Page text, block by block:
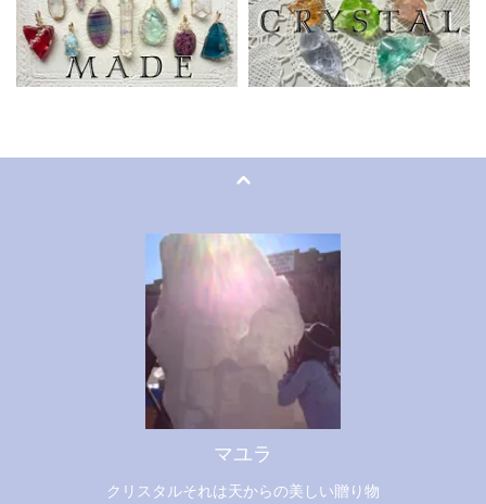
マユラ
クリスタルそれは天からの美しい贈り物